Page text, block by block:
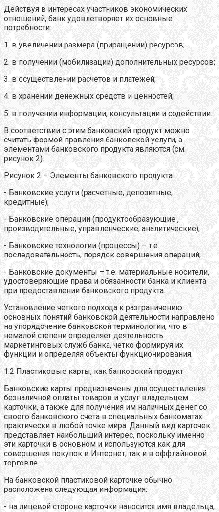
Действуя в интересах участников экономических
отношений, банк удовлетворяет их основные
потребности:
1. в увеличении размера (приращении) ресурсов;
2. в получении (мобилизации) дополнительных ресурсов;
3. в осуществлении расчетов и платежей;
4. в хранении денежных средств и ценностей;
5. в получении информации, консультации и содействии.
В соответствии с этим банковский продукт можно
считать формой правления банковской услуги, а
элементами банковского продукта являются (см.
рисунок 2).
Рисунок 2 – Элементы банковского продукта
- Банковские услуги (расчетные, депозитные,
кредитные);
- Банковские операции (продуктообразующие ,
производительные, управленческие, аналитические);
- Банковские технологии (процессы) – т.е.
последовательность, порядок совершения операций;
- Банковские документы – т.е. материальные носители,
удостоверяющие права и обязанности банка и клиента
при предоставлении банковского продукта.
Установление четкого подхода к разграничению
основных понятий банковской деятельности направлено
на упорядочение банковской терминологии, что в
немалой степени определяет деятельность
маркетинговых служб банка, четко формируя их
функции и определяя объекты функционирования.
1.2 Пластиковые карты, как банковский продукт
Банковские карты предназначены для осуществления
безналичной оплаты товаров и услуг владельцем
карточки, а также для получения им наличных денег со
своего банковского счета в специальных банкоматах
практически в любой точке мира. Данный вид карточек
представляет наибольший интерес, поскольку именно
эти карточки в основном и используются как для
совершения покупок в Интернет, так и в оффлайновой
торговле.
На банковской пластиковой карточке обычно
расположена следующая информация:
- на лицевой стороне карточки наносится имя владельца,